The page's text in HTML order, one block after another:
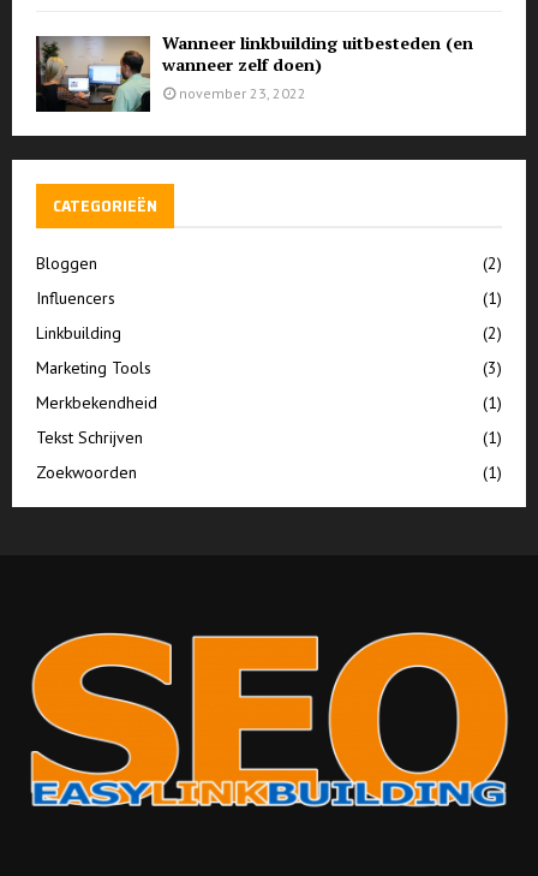
Wanneer linkbuilding uitbesteden (en
wanneer zelf doen)
november 23, 2022
CATEGORIEËN
Bloggen
(2)
Influencers
(1)
Linkbuilding
(2)
Marketing Tools
(3)
Merkbekendheid
(1)
Tekst Schrijven
(1)
Zoekwoorden
(1)